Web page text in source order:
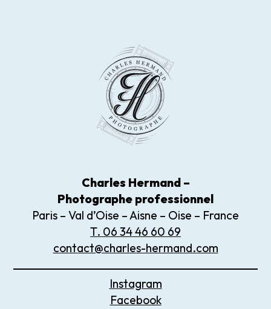
Charles Hermand –
Photographe professionnel
Paris – Val d’Oise – Aisne – Oise – France
T. 06 34 46 60 69
contact@charles-hermand.com
Instagram
Facebook